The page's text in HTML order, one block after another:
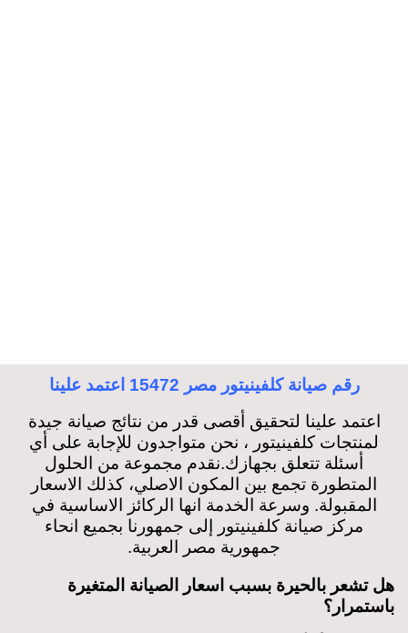
رقم صيانة كلفينيتور مصر 15472 اعتمد علينا
اعتمد علينا لتحقيق أقصى قدر من نتائج صيانة جيدة
لمنتجات كلفينيتور ، نحن متواجدون للإجابة على أي
أسئلة تتعلق بجهازك.نقدم مجموعة من الحلول
المتطورة تجمع بين المكون الاصلي، كذلك الاسعار
المقبولة. وسرعة الخدمة انها الركائز الاساسية في
مركز صيانة كلفينيتور إلى جمهورنا بجميع انحاء
جمهورية مصر العربية.
هل تشعر بالحيرة بسبب اسعار الصيانة المتغيرة
باستمرار؟